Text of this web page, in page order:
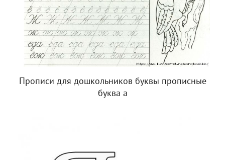
Прописи для дошкольников буквы прописные
буква а